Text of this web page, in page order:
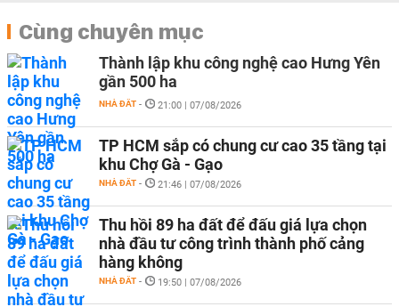
Cùng chuyên mục
Thành lập khu công nghệ cao Hưng Yên
gần 500 ha
NHÀ ĐẤT - 21:00 | 07/08/2026
TP HCM sắp có chung cư cao 35 tầng tại
khu Chợ Gà - Gạo
NHÀ ĐẤT - 21:46 | 07/08/2026
Thu hồi 89 ha đất để đấu giá lựa chọn
nhà đầu tư công trình thành phố cảng
hàng không
NHÀ ĐẤT - 19:50 | 07/08/2026